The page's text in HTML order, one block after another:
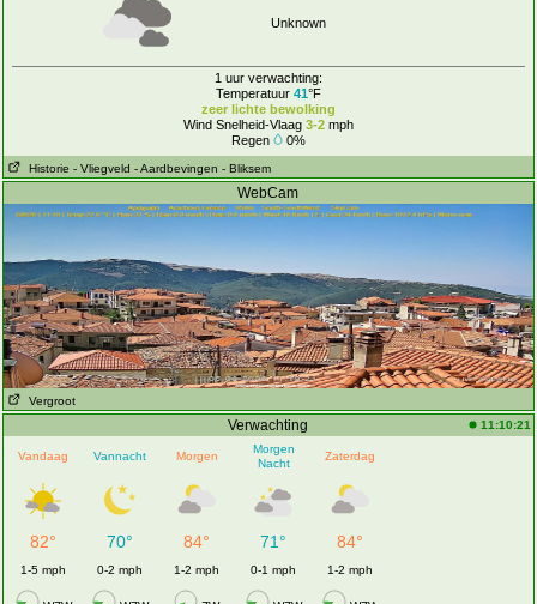
Unknown
1 uur verwachting:
Temperatuur 41°F
zeer lichte bewolking
Wind Snelheid-Vlaag 3-2mph
Regen
0%
Historie - Vliegveld - Aardbevingen - Bliksem
WebCam
Vergroot
Verwachting 11:10:21
Vandaag Vannacht Morgen
Morgen
Nacht
Zaterdag
82° 70° 84° 71° 84°
1-5 mph 0-2 mph 1-2 mph 0-1 mph 1-2 mph